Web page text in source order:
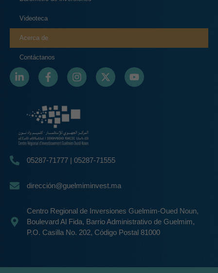
Videoteca
Acerca de
Contáctanos
05287-71777 | 05287-71555
dirección@guelmiminvest.ma
Centro Regional de Inversiones Guelmim-Oued Noun,
Boulevard Al Fida, Barrio Administrativo de Guelmim,
P.O. Casilla No. 202, Código Postal 81000